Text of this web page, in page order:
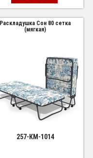
Раскладушка Сон 80 сетка
(мягкая)
257-КМ-1014